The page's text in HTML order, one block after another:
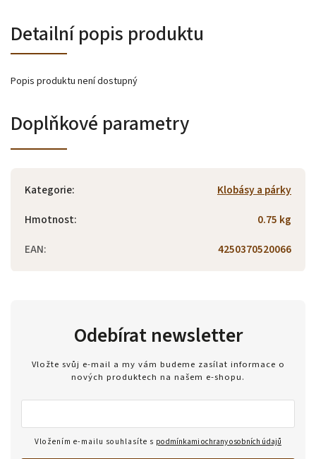
Detailní popis produktu
Popis produktu není dostupný
Doplňkové parametry
Kategorie:
Klobásy a párky
Hmotnost:
0.75 kg
EAN: 4250370520066
Odebírat newsletter
Vložte svůj e-mail a my vám budeme zasílat informace o
nových produktech na našem e-shopu.
Vložením e-mailu souhlasíte s podmínkami ochrany osobních údajů